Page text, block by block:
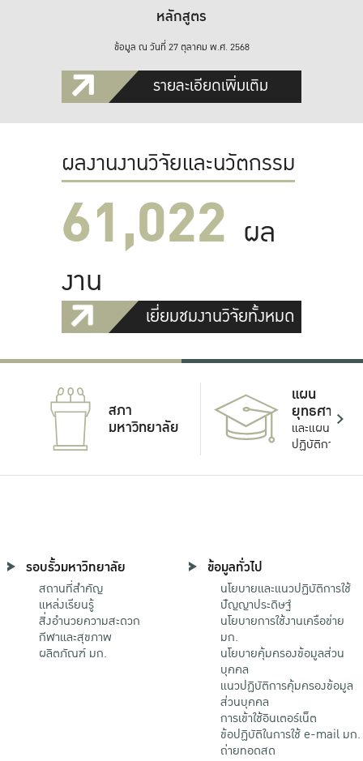
หลักสูตร
ข้อมูล ณ วันที่ 27 ตุลาคม พ.ศ. 2568
รายละเอียดเพิ่มเติม
ผลงานงานวิจัยและนวัตกรรม
61,022 ผล
งาน
เยี่ยมชมงานวิจัยทั้งหมด
สภา
มหาวิทยาลัย
แผน
ยุทธศาสตร์
และแผน
ปฏิบัติการ
รอบรั้วมหาวิทยาลัย
สถานที่สำคัญ
แหล่งเรียนรู้
สิ่งอำนวยความสะดวก
กีฬาและสุขภาพ
ผลิตภัณฑ์ มก.
ข้อมูลทั่วไป
นโยบายและแนวปฏิบัติการใช้
ปัญญาประดิษฐ์
นโยบายการใช้งานเครือข่าย
มก.
นโยบายคุ้มครองข้อมูลส่วน
บุคคล
แนวปฏิบัติการคุ้มครองข้อมูล
ส่วนบุคคล
การเข้าใช้อินเตอร์เน็ต
ข้อปฏิบัติในการใช้ e-mail มก.
ถ่ายทอดสด